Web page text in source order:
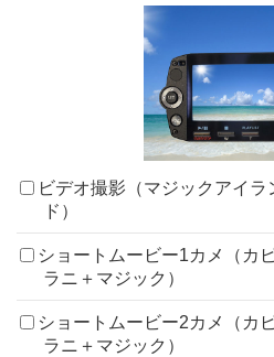
ビデオ撮影（マジックアイラ
ド）
ショートムービー1カメ（カ
ラニ＋マジック）
ショートムービー2カメ（カ
ラニ＋マジック）